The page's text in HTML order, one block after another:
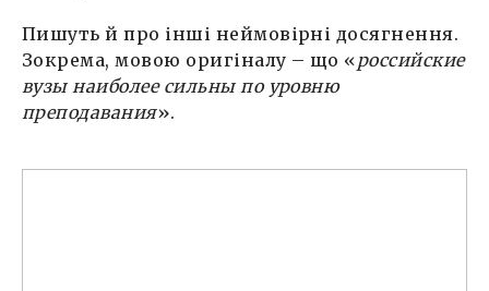
Пишуть й про інші неймовірні досягнення.
Зокрема, мовою оригіналу – що «российские
вузы наиболее сильны по уровню
преподавания».